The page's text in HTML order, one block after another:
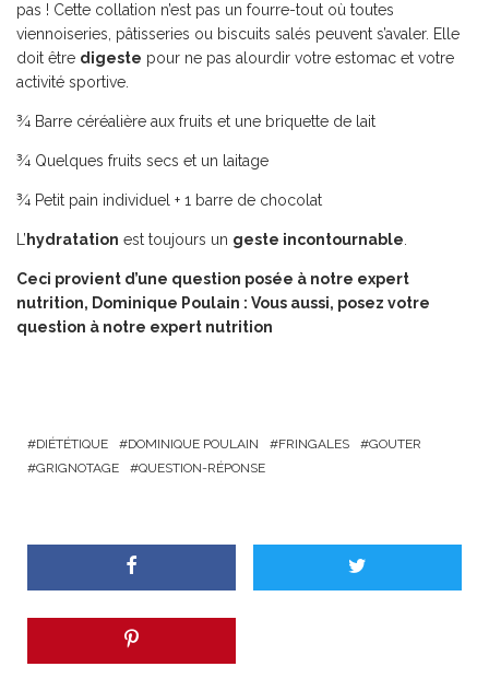
pas ! Cette collation n’est pas un fourre-tout où toutes
viennoiseries, pâtisseries ou biscuits salés peuvent s’avaler. Elle
doit être digeste pour ne pas alourdir votre estomac et votre
activité sportive.
¾ Barre céréalière aux fruits et une briquette de lait
¾ Quelques fruits secs et un laitage
¾ Petit pain individuel + 1 barre de chocolat
L’ hydratation est toujours un geste incontournable
Ceci provient d’une question posée à notre expert
nutrition, Dominique Poulain : Vous aussi, posez votre
question à notre expert nutrition
DIÉTÉTIQUE DOMINIQUE POULAIN FRINGALES
GOUTER
GRIGNOTAGE
QUESTION-RÉPONSE